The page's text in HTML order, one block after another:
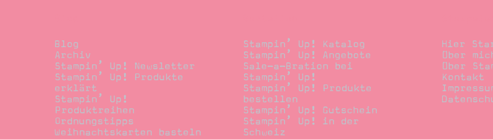
Blog
Archiv
Stampin’ Up! Newsletter
Stampin’ Up! Produkte
erklärt
Stampin’ Up!
Produktreihen
Ordnungstipps
Weihnachtskarten basteln
Stampin’ Up! Katalog
Stampin’ Up! Angebote
Sale-a-Bration bei
Stampin’ Up!
Stampin’ Up! Produkte
bestellen
Stampin’ Up! Gutschein
Stampin’ Up! in der
Schweiz
Hier
Über
Über
Kontakt